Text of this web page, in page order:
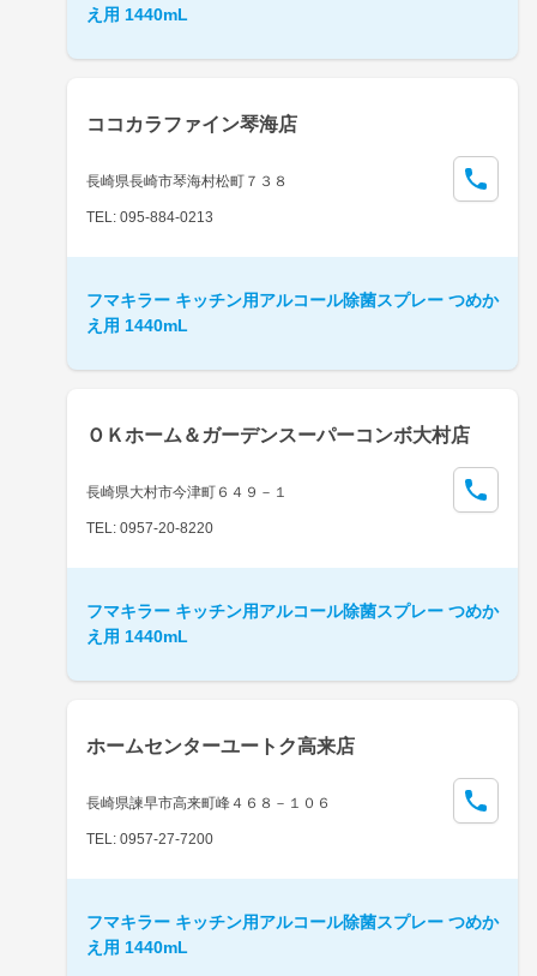
え用 1440mL
ココカラファイン琴海店
長崎県長崎市琴海村松町７３８
TEL: 095-884-0213
フマキラー キッチン用アルコール除菌スプレー つめか
え用 1440mL
ＯＫホーム＆ガーデンスーパーコンボ大村店
長崎県大村市今津町６４９－１
TEL: 0957-20-8220
フマキラー キッチン用アルコール除菌スプレー つめか
え用 1440mL
ホームセンターユートク高来店
長崎県諫早市高来町峰４６８－１０６
TEL: 0957-27-7200
フマキラー キッチン用アルコール除菌スプレー つめか
え用 1440mL